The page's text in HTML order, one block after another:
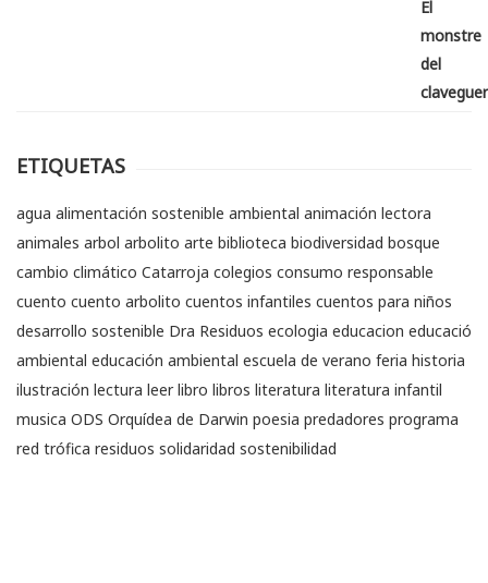
ETIQUETAS
agua alimentación sostenible ambiental animación lectora
animales arbol arbolito arte biblioteca biodiversidad bosque
cambio climático Catarroja colegios consumo responsable
cuento cuento arbolito cuentos infantiles cuentos para niños
desarrollo sostenible Dra Residuos ecologia educacion educació
ambiental educación ambiental escuela de verano feria historia
ilustración lectura leer libro libros literatura literatura infantil
musica ODS Orquídea de Darwin poesia predadores programa
red trófica residuos solidaridad sostenibilidad